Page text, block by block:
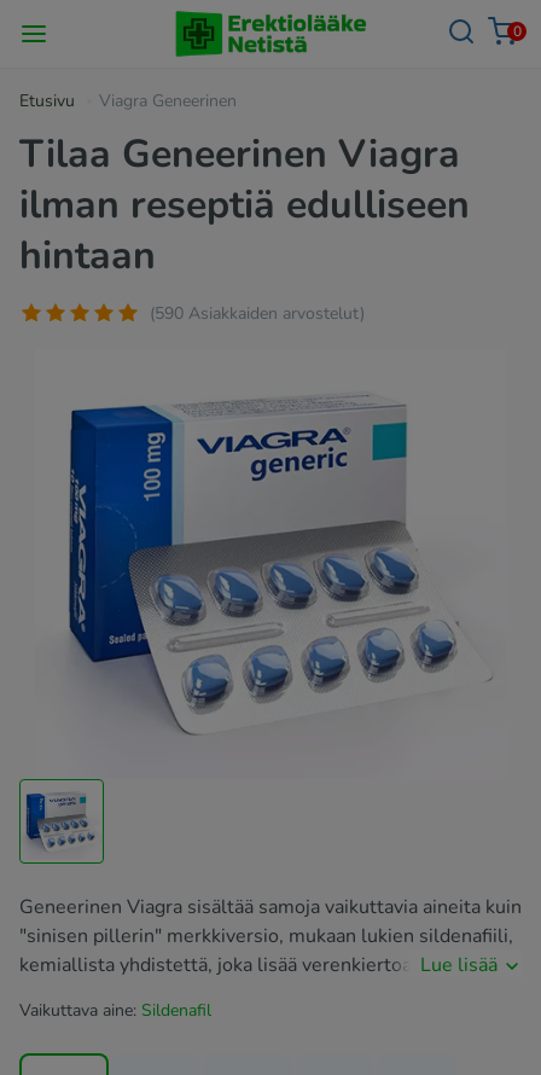
0
Etusivu Viagra Geneerinen
Tilaa Geneerinen Viagra
ilman reseptiä edulliseen
hintaan
(590 Asiakkaiden arvostelut)
Geneerinen Viagra sisältää samoja vaikuttavia aineita kuin
"sinisen pillerin" merkkiversio, mukaan lukien sildenafiili,
kemiallista yhdistettä, joka lisää verenkiertoa lantion
Miesten Viagra on osoittautunut tehokkaaksi tavaksi
palauttaa normaali seksuaalitoiminta.
Lue lisää
Vaikuttava aine: Sildenafil